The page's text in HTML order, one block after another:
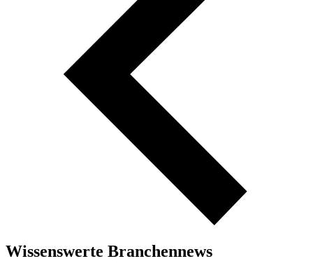
Wissenswerte Branchennews